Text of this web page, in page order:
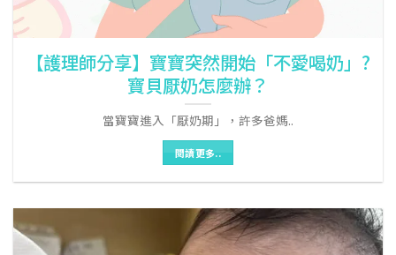
【護理師分享】寶寶突然開始「不愛喝奶」?
寶貝厭奶怎麼辦？
當寶寶進入「厭奶期」，許多爸媽..
閱讀更多..